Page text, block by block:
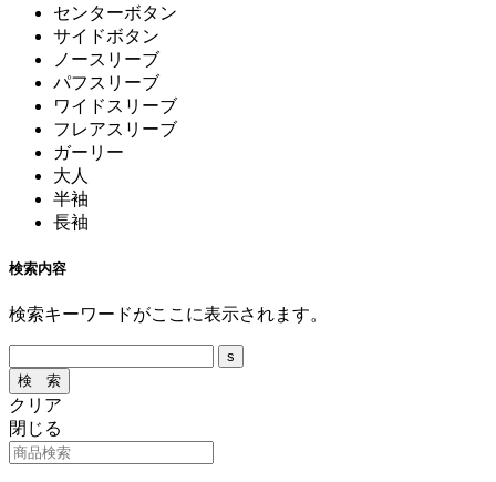
センターボタン
サイドボタン
ノースリーブ
パフスリーブ
ワイドスリーブ
フレアスリーブ
ガーリー
大人
半袖
長袖
検索内容
検索キーワードがここに表示されます。
クリア
閉じる